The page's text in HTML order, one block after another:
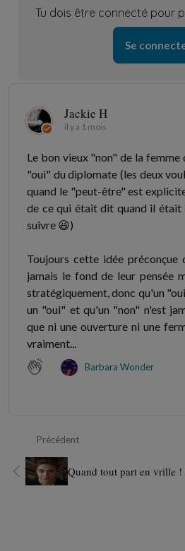
Tu dois être connecté pour
Se
Jackie H
il y a 1 mois
Le bon vieux "non" de la femme
"oui" du diplomate (les deux
quand le "peut-être" est
de ce qui était dit quand il était
suivre 😆)
Toujours cette idée préconçue
jamais le fond de leur pensée
stratégiquement, donc qu'un
un "oui" et qu'un "non" n'est
que ni une ouverture ni une
vraiment...
Barbara Wonder
Précédent
Quand tout part en vrille !